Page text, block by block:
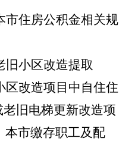
市住房公积金相关规
旧小区改造提取
区改造项目中自住住
老旧电梯更新改造项
本市缴存职工及配